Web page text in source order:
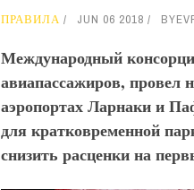
ПРАВИЛА JUN 06 2018 BY
Международный
авиапассажиров, провел
аэропортах Ларнаки и
для кратковременной
снизить расценки на